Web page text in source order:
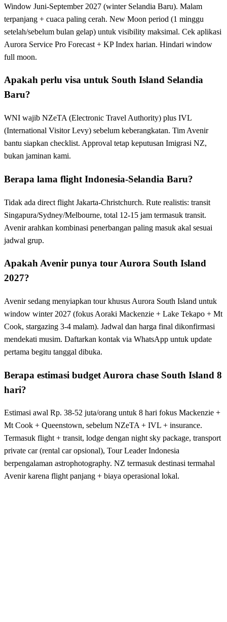
Window Juni-September 2027 (winter Selandia Baru). Malam
terpanjang + cuaca paling cerah. New Moon period (1 minggu
setelah/sebelum bulan gelap) untuk visibility maksimal. Cek aplikasi
Aurora Service Pro Forecast + KP Index harian. Hindari window
full moon.
Apakah perlu visa untuk South Island Selandia
Baru?
WNI wajib NZeTA (Electronic Travel Authority) plus IVL
(International Visitor Levy) sebelum keberangkatan. Tim Avenir
bantu siapkan checklist. Approval tetap keputusan Imigrasi NZ,
bukan jaminan kami.
Berapa lama flight Indonesia-Selandia Baru?
Tidak ada direct flight Jakarta-Christchurch. Rute realistis: transit
Singapura/Sydney/Melbourne, total 12-15 jam termasuk transit.
Avenir arahkan kombinasi penerbangan paling masuk akal sesuai
jadwal grup.
Apakah Avenir punya tour Aurora South Island
2027?
Avenir sedang menyiapkan tour khusus Aurora South Island untuk
window winter 2027 (fokus Aoraki Mackenzie + Lake Tekapo + Mt
Cook, stargazing 3-4 malam). Jadwal dan harga final dikonfirmasi
mendekati musim. Daftarkan kontak via WhatsApp untuk update
pertama begitu tanggal dibuka.
Berapa estimasi budget Aurora chase South Island 8
hari?
Estimasi awal Rp. 38-52 juta/orang untuk 8 hari fokus Mackenzie +
Mt Cook + Queenstown, sebelum NZeTA + IVL + insurance.
Termasuk flight + transit, lodge dengan night sky package, transport
private car (rental car opsional), Tour Leader Indonesia
berpengalaman astrophotography. NZ termasuk destinasi termahal
Avenir karena flight panjang + biaya operasional lokal.